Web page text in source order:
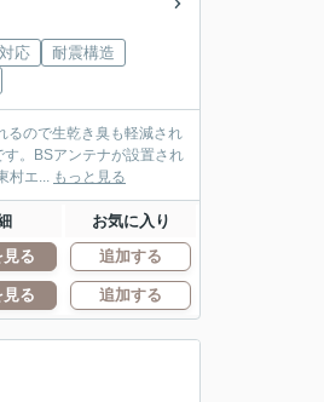
応
耐震構造
るので生乾き臭も軽減され
。BSアンテナが設置され
村エ... もっと見る
お気に入り
る 追加する
る 追加する